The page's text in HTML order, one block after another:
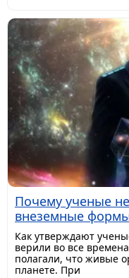
Почему ученые
внеземные
Как утверждают
верили во все
полагали, что живые
планете. При